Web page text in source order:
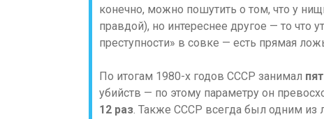
конечно, можно пошутить о том, что у
правдой), но интереснее другое — то что
преступности» в совке — есть прямая
По итогам 1980-х годов СССР занимал
убийств — по этому параметру он
12 раз. Также СССР всегда был одним из